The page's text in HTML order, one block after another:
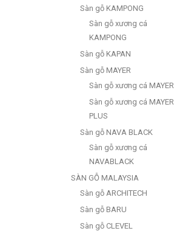
Sàn gỗ KAMPONG
Sàn gỗ xương cá
KAMPONG
Sàn gỗ KAPAN
Sàn gỗ MAYER
Sàn gỗ xương cá MAYER
Sàn gỗ xương cá MAYER
PLUS
Sàn gỗ NAVA BLACK
Sàn gỗ xương cá
NAVABLACK
SÀN GỖ MALAYSIA
Sàn gỗ ARCHITECH
Sàn gỗ BARU
Sàn gỗ CLEVEL